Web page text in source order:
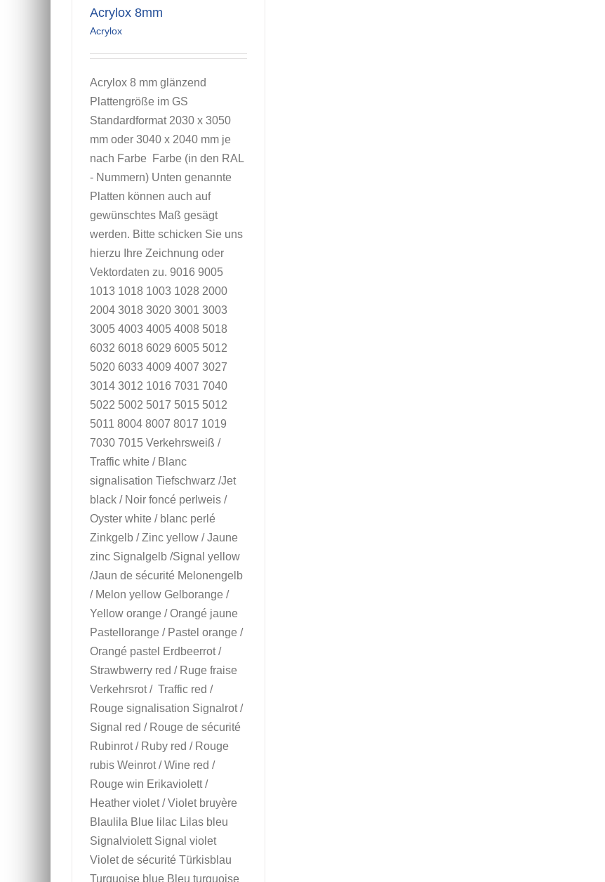
Acrylox 8mm
Acrylox
Acrylox 8 mm glänzend
Plattengröße im GS
Standardformat 2030 x 3050
mm oder 3040 x 2040 mm je
nach Farbe Farbe (in den RAL
- Nummern) Unten genannte
Platten können auch auf
gewünschtes Maß gesägt
werden. Bitte schicken Sie uns
hierzu Ihre Zeichnung oder
Vektordaten zu. 9016 9005
1013 1018 1003 1028 2000
2004 3018 3020 3001 3003
3005 4003 4005 4008 5018
6032 6018 6029 6005 5012
5020 6033 4009 4007 3027
3014 3012 1016 7031 7040
5022 5002 5017 5015 5012
5011 8004 8007 8017 1019
7030 7015 Verkehrsweiß /
Traffic white / Blanc
signalisation Tiefschwarz /Jet
black / Noir foncé perlweis /
Oyster white / blanc perlé
Zinkgelb / Zinc yellow / Jaune
zinc Signalgelb /Signal yellow
/Jaun de sécurité Melonengelb
/ Melon yellow Gelborange /
Yellow orange / Orangé jaune
Pastellorange / Pastel orange /
Orangé pastel Erdbeerrot /
Strawbwerry red / Ruge fraise
Verkehrsrot / Traffic red /
Rouge signalisation Signalrot /
Signal red / Rouge de sécurité
Rubinrot / Ruby red / Rouge
rubis Weinrot / Wine red /
Rouge win Erikaviolett /
Heather violet / Violet bruyère
Blaulila Blue lilac Lilas bleu
Signalviolett Signal violet
Violet de sécurité Türkisblau
Turquoise blue Bleu turquoise